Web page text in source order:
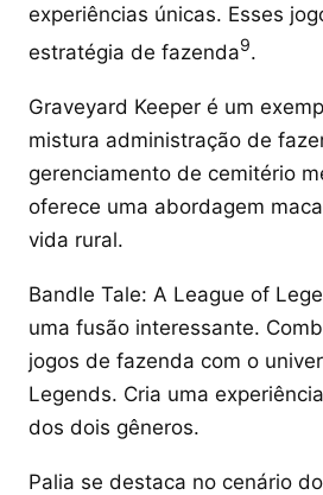
experiências únicas. Esses
estratégia de fazenda9.
Graveyard Keeper é um
mistura administração de
gerenciamento de cemitério
oferece uma abordagem
vida rural.
Bandle Tale: A League of
uma fusão interessante.
jogos de fazenda com o
Legends. Cria uma
dos dois gêneros.
Palia se destaca no cenário